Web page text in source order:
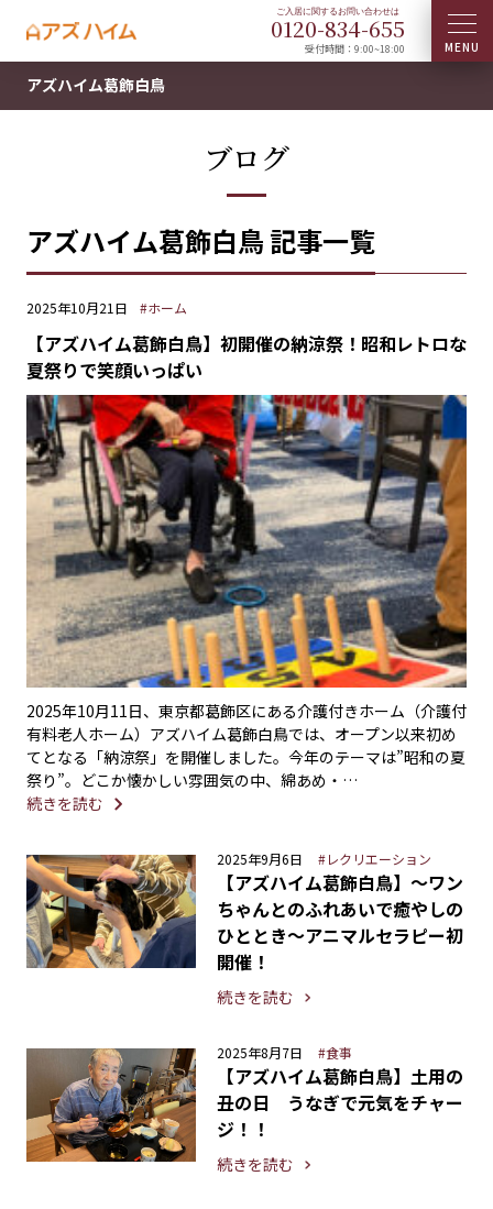
0120-834-655
受付時間：9:00~18:00
アズハイム葛飾白鳥
ブログ
アズハイム葛飾白鳥 記事一覧
2025年10月21日 #ホーム
【アズハイム葛飾白鳥】初開催の納涼祭！昭和レトロな
夏祭りで笑顔いっぱい
2025年10月11日、東京都葛飾区にある介護付きホーム（介護付
有料老人ホーム）アズハイム葛飾白鳥では、オープン以来初め
てとなる「納涼祭」を開催しました。今年のテーマは”昭和の夏
祭り”。どこか懐かしい雰囲気の中、綿あめ・…
続きを読む
2025年9月6日 #レクリエーション
【アズハイム葛飾白鳥】〜ワン
ちゃんとのふれあいで癒やしの
ひととき〜アニマルセラピー初
開催！
続きを読む
2025年8月7日 #食事
【アズハイム葛飾白鳥】土用の
丑の日 うなぎで元気をチャー
ジ！！
続きを読む